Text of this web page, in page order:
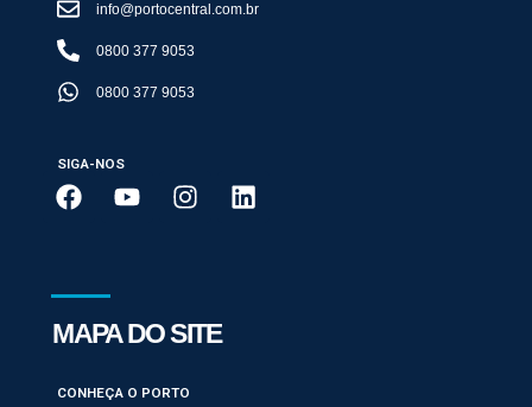
info@portocentral.com.br
0800 377 9053
0800 377 9053
SIGA-NOS
MAPA DO SITE
CONHEÇA O PORTO